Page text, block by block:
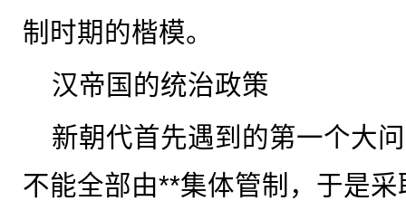
制时期的楷模。
汉帝国的统治政策
新朝代首先遇到的第一个大
不能全部由**集体管制，于是采